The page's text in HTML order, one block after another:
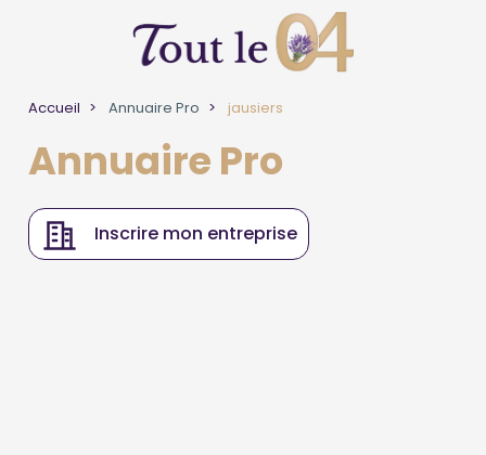
Accueil Annuaire Pro jausiers
Annuaire Pro
Inscrire mon entreprise